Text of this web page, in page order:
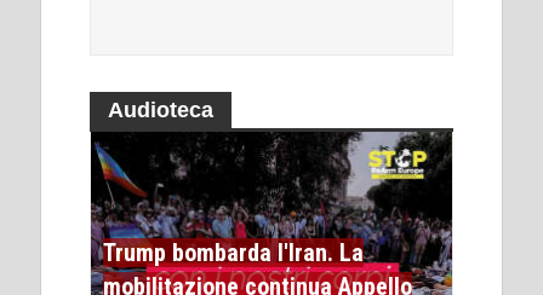
Audioteca
Trump bombarda l'Iran. La
mobilitazione continua Appello